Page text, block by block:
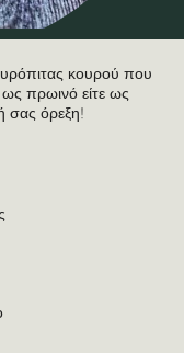
κουρού που
ως πρωινό είτε ως
σας όρεξη!